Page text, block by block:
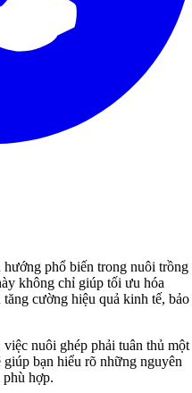
phổ biến trong nuôi trồng
không chỉ giúp tối ưu hóa
cường hiệu quả kinh tế, bảo
nuôi ghép phải tuân thủ một
bạn hiểu rõ những nguyên
hợp.